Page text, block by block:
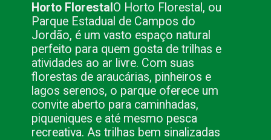
Horto Florestal O Horto Florestal, ou
Parque Estadual de Campos do
Jordão, é um vasto espaço natural
perfeito para quem gosta de trilhas e
atividades ao ar livre. Com suas
florestas de araucárias, pinheiros e
lagos serenos, o parque oferece um
convite aberto para caminhadas,
piqueniques e até mesmo pesca
recreativa. As trilhas bem sinalizadas